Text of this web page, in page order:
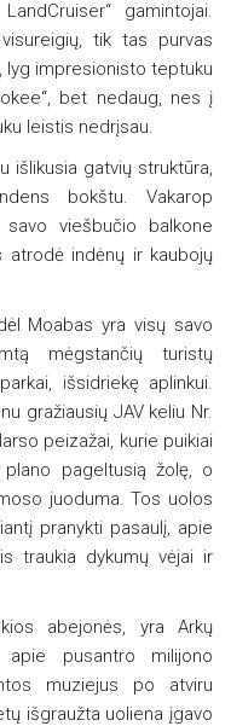
gamintojai.
tik tas purvas
lyg impresionisto teptuku
bet nedaug, nes į
leistis nedrįsau.
išlikusia gatvių struktūra,
bokštu. Vakarop
viešbučio balkone
atrodė indėnų ir kaubojų
Moabas yra visų savo
mėgstančių turistų
išsidriekę aplinkui.
gražiausių JAV keliu Nr.
peizažai, kurie puikiai
pageltusią žolę, o
juoduma. Tos uolos
pranykti pasaulį, apie
traukia dykumų vėjai ir
abejonės, yra Arkų
apie pusantro milijono
muziejus po atviru
išgraužta uoliena įgavo